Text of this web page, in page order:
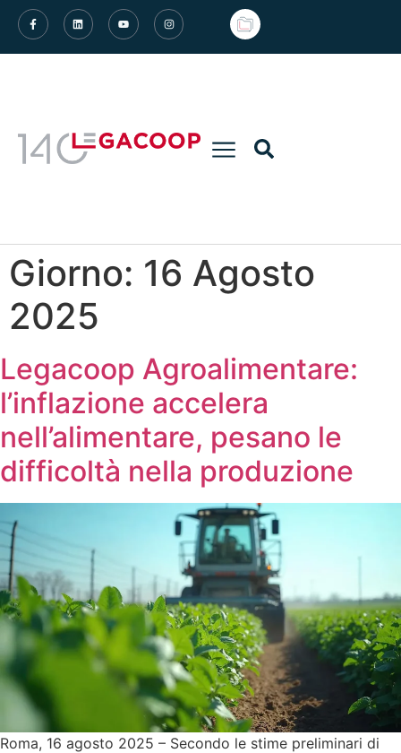
Giorno: 16 Agosto
2025
Legacoop Agroalimentare:
l’inflazione accelera
nell’alimentare, pesano le
difficoltà nella produzione
Roma, 16 agosto 2025 – Secondo le stime preliminari di